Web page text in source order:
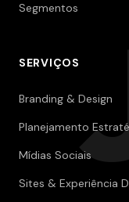
Segmentos
SERVIÇOS
Branding & Design
Planejamento
Mídias Sociais
Sites & Experiência